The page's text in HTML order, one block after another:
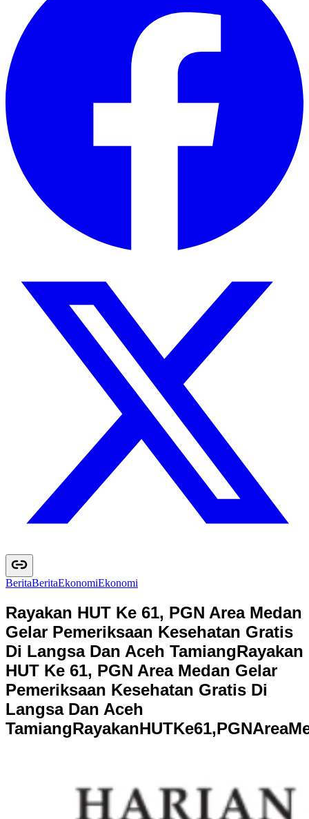
BeritaBeritaEkonomiEkonomi
Rayakan HUT Ke 61, PGN Area Medan
Gelar Pemeriksaan Kesehatan Gratis
Di Langsa Dan Aceh TamiangRayakan
HUT Ke 61, PGN Area Medan Gelar
Pemeriksaan Kesehatan Gratis Di
Langsa Dan Aceh
TamiangRayakanHUTKe61,PGNAreaM